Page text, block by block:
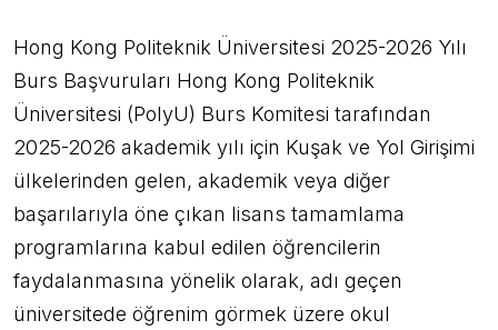
Hong Kong Politeknik Üniversitesi 2025-2026 Yılı
Burs Başvuruları Hong Kong Politeknik
Üniversitesi (PolyU) Burs Komitesi tarafından
2025-2026 akademik yılı için Kuşak ve Yol Girişimi
ülkelerinden gelen, akademik veya diğer
başarılarıyla öne çıkan lisans tamamlama
programlarına kabul edilen öğrencilerin
faydalanmasına yönelik olarak, adı geçen
üniversitede öğrenim görmek üzere okul